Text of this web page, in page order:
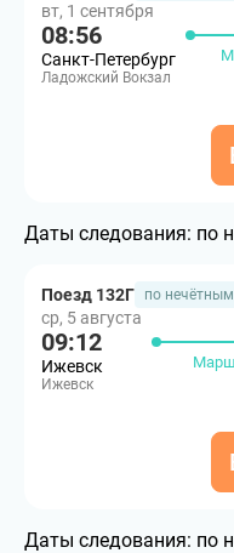
вт, 1 сентября
08:56
Санкт-Петербург
Ладожский Вокзал
Даты следования: по
Поезд 132Г по
ср, 5 августа
09:12
Ижевск
Ижевск
Даты следования: по